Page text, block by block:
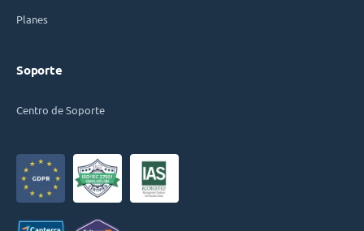
Planes
Soporte
Centro de Soporte